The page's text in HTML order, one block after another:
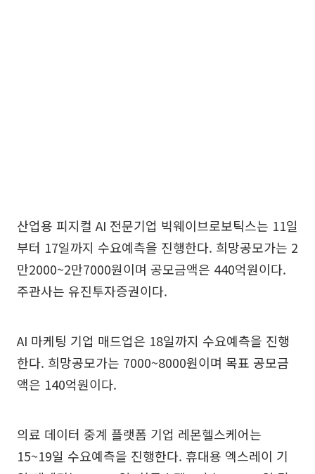
산업용 피지컬 AI 전문기업 빅웨이브로보틱스는 11일
부터 17일까지 수요예측을 진행한다. 희망공모가는 2
만2000~2만7000원이며 공모금액은 440억원이다.
주관사는 유진투자증권이다.
AI 마케팅 기업 매드업은 18일까지 수요예측을 진행
한다. 희망공모가는 7000~8000원이며 목표 공모금
액은 140억원이다.
의료 데이터 중계 플랫폼 기업 레몬헬스케어는
15~19일 수요예측을 진행한다. 휴대용 엑스레이 기